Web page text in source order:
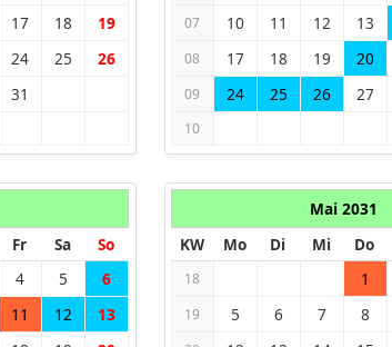
17 18 19
24 25 26
31
07 10 11 12 13
08 17 18 19 20
09 24 25 26 27
10
Fr Sa So
4 5 6
11 12 13
Mai 2031
KW
Mo Di Mi Do
18 1
19 5 6 7 8